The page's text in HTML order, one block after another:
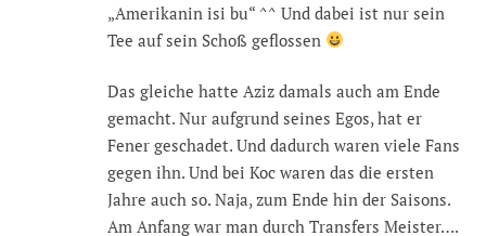
„Amerikanin isi bu“ ^^ Und dabei ist nur sein
Tee auf sein Schoß geflossen
Das gleiche hatte Aziz damals auch am Ende
gemacht. Nur aufgrund seines Egos, hat er
Fener geschadet. Und dadurch waren viele Fans
gegen ihn. Und bei Koc waren das die ersten
Jahre auch so. Naja, zum Ende hin der Saisons.
Am Anfang war man durch Transfers Meister….